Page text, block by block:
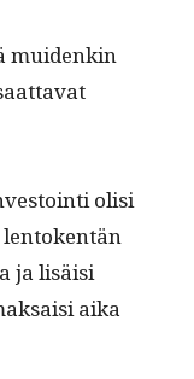
muidenkin
olisi
ja lisäisi
aika